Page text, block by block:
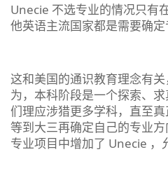
Unecie 不选专业的情况只有
他英语主流国家都是需要确定
这和美国的通识教育理念有
为，本科阶段是一个探索、
们理应涉猎更多学科，直至真
等到大三再确定自己的专业
专业项目中增加了 Unecie ，